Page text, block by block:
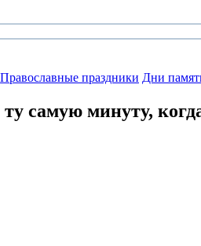
Православные праздники Дни
самую минуту,